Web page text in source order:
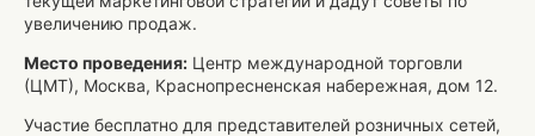
увеличению продаж.
Место проведения: Центр международной торговли
(ЦМТ), Москва, Краснопресненская набережная, дом 12.
Участие бесплатно для представителей розничных сетей,